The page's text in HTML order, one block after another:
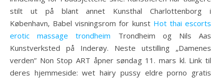
stilt ut på blant annet Kunsthal Charlottenborg i
København, Babel visningsrom for kunst Hot thai escorts
erotic massage trondheim Trondheim og Nils Aas
Kunstverksted på Inderøy. Neste utstilling „Damenes
verden” Non Stop ART åpner søndag 11. mars kl. Link til
deres hjemmeside: wet hairy pussy eldre porno gratis